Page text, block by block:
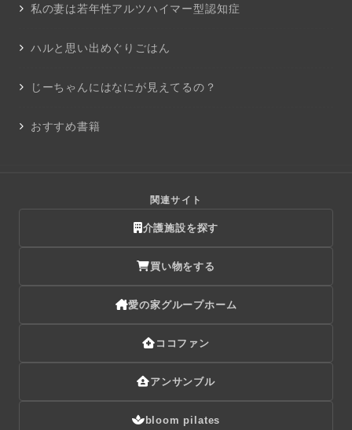
私の妻は若年性アルツハイマー型認知症
ハルと思い出めぐりごはん
じーちゃんにはなにが見えてるの？
おすすめ書籍
関連サイト
介護施設を探す
買い物をする
愛の家グループホーム
ココファン
アンサンブル
bloom pilates